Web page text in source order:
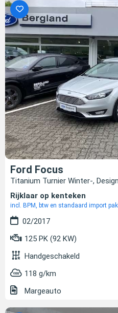
Ford Focus
Titanium Turnier Winter-,
Rijklaar op kenteken
incl. BPM, btw en standaard import
02/2017
125 PK (92 KW)
Handgeschakeld
118 g/km
Margeauto